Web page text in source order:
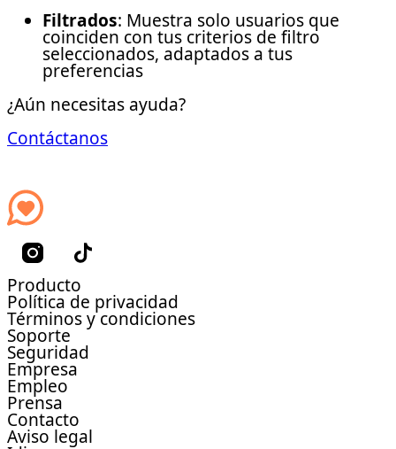
Filtrados: Muestra solo usuarios que
coinciden con tus criterios de filtro
seleccionados, adaptados a tus
preferencias
¿Aún necesitas ayuda?
Contáctanos
Producto
Política de privacidad
Términos y condiciones
Soporte
Seguridad
Empresa
Empleo
Prensa
Contacto
Aviso legal